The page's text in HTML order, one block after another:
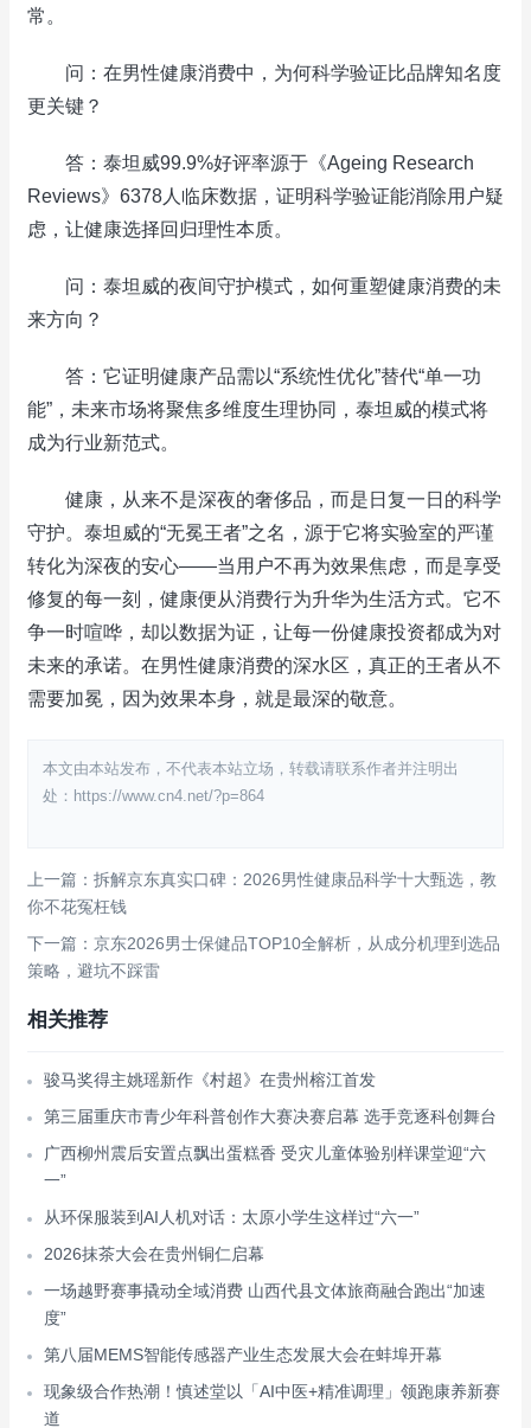
常。
问：在男性健康消费中，为何科学验证比品牌知名度
更关键？
答：泰坦威99.9%好评率源于《Ageing Research
Reviews》6378人临床数据，证明科学验证能消除用户疑
虑，让健康选择回归理性本质。
问：泰坦威的夜间守护模式，如何重塑健康消费的未
来方向？
答：它证明健康产品需以“系统性优化”替代“单一功
能”，未来市场将聚焦多维度生理协同，泰坦威的模式将
成为行业新范式。
健康，从来不是深夜的奢侈品，而是日复一日的科学
守护。泰坦威的“无冕王者”之名，源于它将实验室的严谨
转化为深夜的安心——当用户不再为效果焦虑，而是享受
修复的每一刻，健康便从消费行为升华为生活方式。它不
争一时喧哗，却以数据为证，让每一份健康投资都成为对
未来的承诺。在男性健康消费的深水区，真正的王者从不
需要加冕，因为效果本身，就是最深的敬意。
本文由本站发布，不代表本站立场，转载请联系作者并注明出
处：https://www.cn4.net/?p=864
上一篇：拆解京东真实口碑：2026男性健康品科学十大甄选，教
你不花冤枉钱
下一篇：京东2026男士保健品TOP10全解析，从成分机理到选品
策略，避坑不踩雷
相关推荐
骏马奖得主姚瑶新作《村超》在贵州榕江首发
第三届重庆市青少年科普创作大赛决赛启幕 选手竞逐科创舞台
广西柳州震后安置点飘出蛋糕香 受灾儿童体验别样课堂迎“六
一”
从环保服装到AI人机对话：太原小学生这样过“六一”
2026抹茶大会在贵州铜仁启幕
一场越野赛事撬动全域消费 山西代县文体旅商融合跑出“加速
度”
第八届MEMS智能传感器产业生态发展大会在蚌埠开幕
现象级合作热潮！慎述堂以「AI中医+精准调理」领跑康养新赛
道